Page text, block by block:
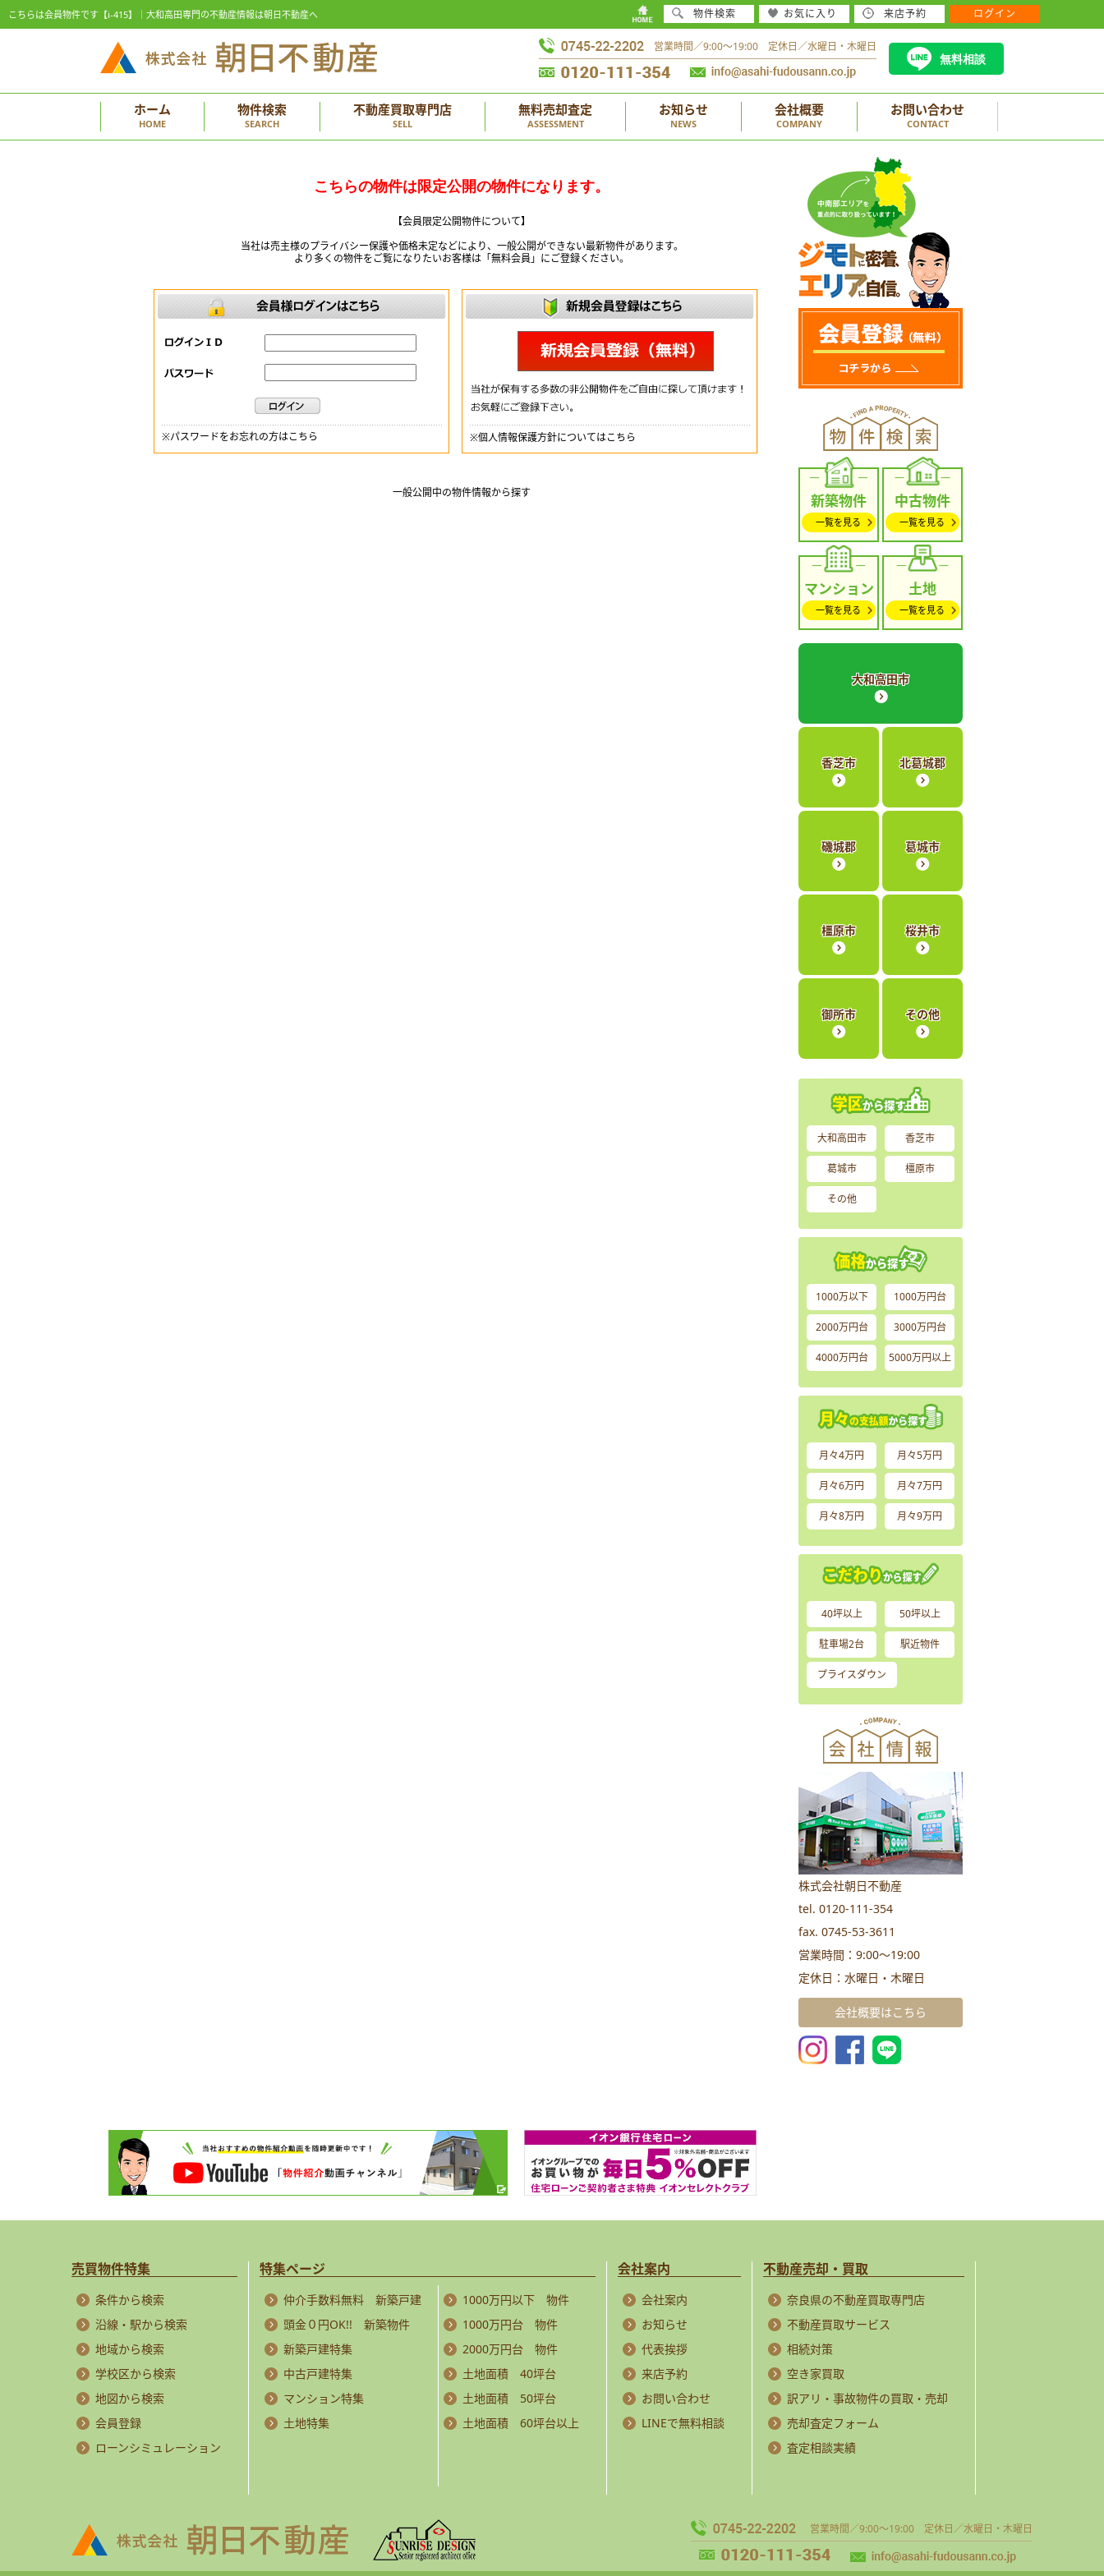
こちらは会員物件です【i-415】｜大和高田専門の不動産情報は朝日不動産へ
営業時間／9:00～19:00 定休日／水曜日・木曜日
無料相談
ホーム
HOME
物件検索
SEARCH
不動産買取専門店
SELL
無料売却査定
ASSESSMENT
お知らせ
NEWS
会社概要
COMPANY
お問い合わせ
CONTACT
こちらの物件は限定公開の物件になります。
【会員限定公開物件について】
当社は売主様のプライバシー保護や価格未定などにより、一般公開ができない最新物件があります。
より多くの物件をご覧になりたいお客様は「無料会員」にご登録ください。
※パスワードをお忘れの方はこちら ※個人情報保護方針についてはこちら
一般公開中の物件情報から探す 新築物件
一覧を見る
中古物件
一覧を見る
マンション
一覧を見る
土地
一覧を見る
大和高田市
香芝市 北葛城郡
磯城郡 葛城市
橿原市 桜井市
御所市 その他
大和高田市 香芝市
葛城市 橿原市
その他
1000万以下 1000万円台
2000万円台 3000万円台
4000万円台 5000万円以上
月々4万円 月々5万円
月々6万円 月々7万円
月々8万円 月々9万円
40坪以上 50坪以上
駐車場2台 駅近物件
プライスダウン
株式会社朝日不動産
tel. 0120-111-354
fax. 0745-53-3611
営業時間：9:00～19:00
定休日：水曜日・木曜日
会社概要はこちら
売買物件特集
条件から検索
沿線・駅から検索
地域から検索
学校区から検索
地図から検索
会員登録
ローンシミュレーション
特集ページ
仲介手数料無料 新築戸建
頭金０円OK!! 新築物件
新築戸建特集
中古戸建特集
マンション特集
土地特集
1000万円以下 物件
1000万円台 物件
2000万円台 物件
土地面積 40坪台
土地面積 50坪台
土地面積 60坪台以上
会社案内
会社案内
お知らせ
代表挨拶
来店予約
お問い合わせ
LINEで無料相談
不動産売却・買取
奈良県の不動産買取専門店
不動産買取サービス
相続対策
空き家買取
訳アリ・事故物件の買取・売却
売却査定フォーム
査定相談実績
営業時間／9:00～19:00 定休日／水曜日・木曜日
物件検索 お気に入り 来店予約 ログイン